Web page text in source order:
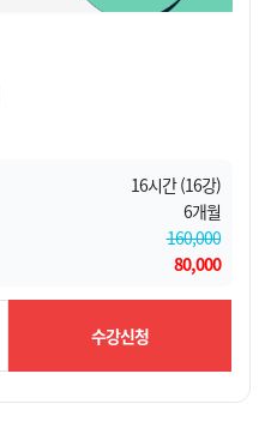
16시간 (16강)
6개월
160,000
80,000
수강신청